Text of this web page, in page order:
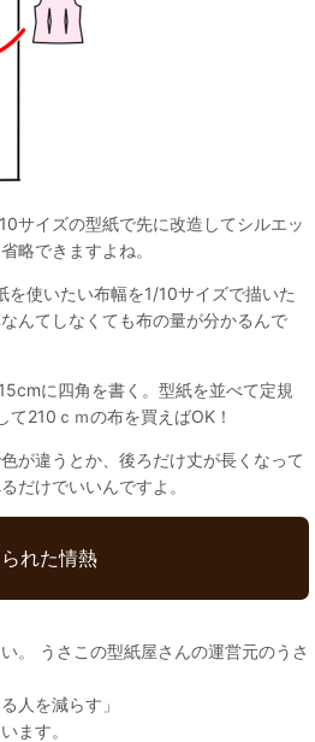
サイズの型紙で先に改造してシルエッ
略できますよね。
を使いたい布幅を1/10サイズで描いた
んてしなくても布の量が分かるんで
に四角を書く。型紙を並べて定規
210ｃｍの布を買えばOK！
が違うとか、後ろだけ丈が長くなって
だけでいいんですよ。
れた情熱
。 うさこの型紙屋さんの運営元のうさ
人を減らす」
ます。